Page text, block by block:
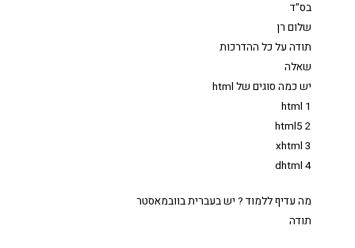
בס"ד
שלום רן
תודה על כל ההדרכות
שאלה
יש כמה סוגים של html
1 html
2 html5
3 xhtml
4 dhtml
מה עדיף ללמוד ? יש בעברית בוובמאסטר
תודה